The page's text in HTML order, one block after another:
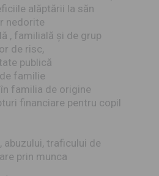
alăptării la săn
nedorite
, familială și de grup
de risc,
publică
familie
familia de origine
financiare pentru copil
abuzului, traficului de
prin munca